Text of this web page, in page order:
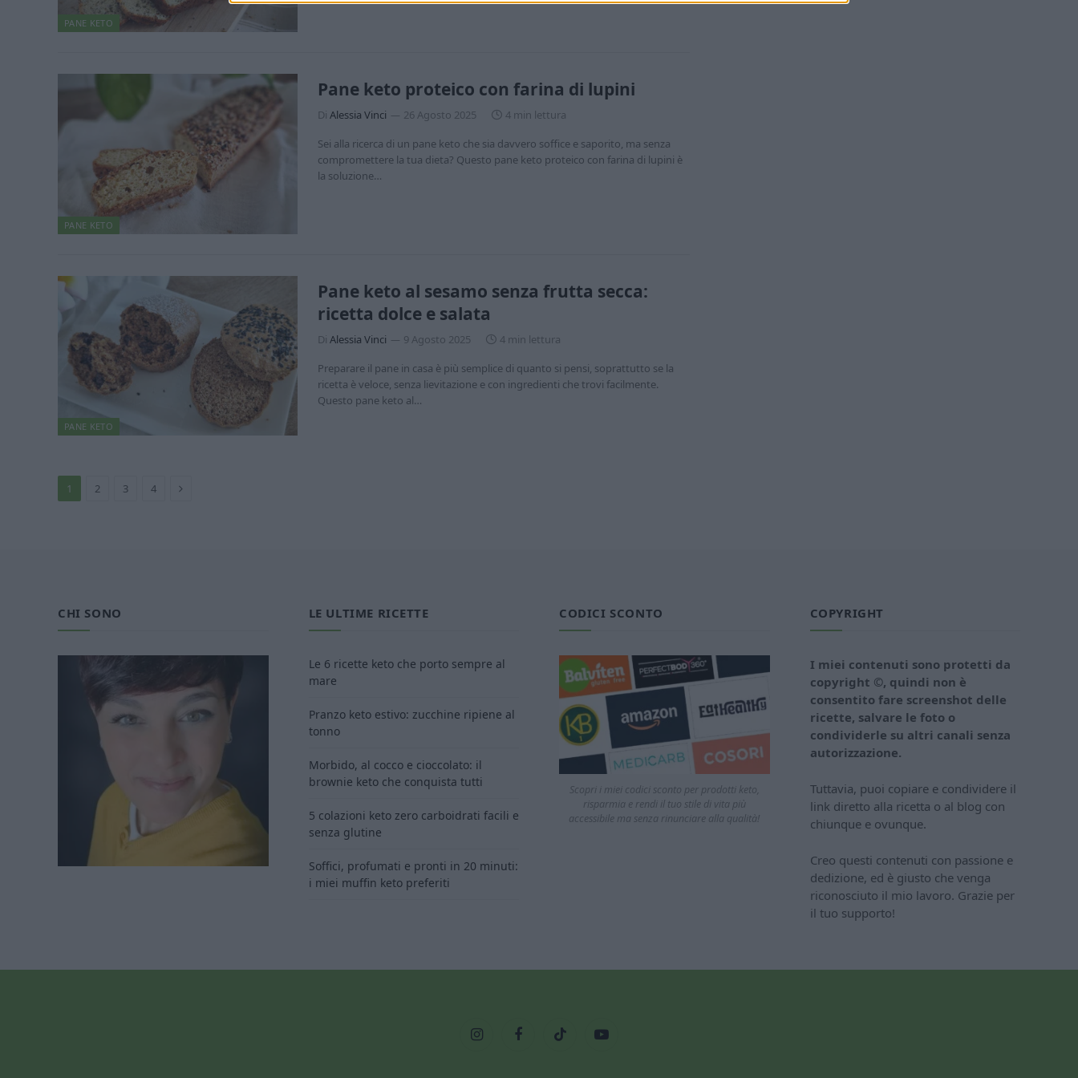
PANE KETO
PANE KETO
Pane keto proteico con farina di lupini
Di Alessia Vinci 26 Agosto 2025
4 min lettura
Sei alla ricerca di un pane keto che sia davvero soffice e saporito, ma senza
compromettere la tua dieta? Questo pane keto proteico con farina di lupini è
la soluzione…
PANE KETO
Pane keto al sesamo senza frutta secca:
ricetta dolce e salata
Di Alessia Vinci 9 Agosto 2025
4 min lettura
Preparare il pane in casa è più semplice di quanto si pensi, soprattutto se la
ricetta è veloce, senza lievitazione e con ingredienti che trovi facilmente.
Questo pane keto al…
1 2 3 4 Prossimo
CHI SONO LE ULTIME RICETTE
Le 6 ricette keto che porto sempre al
mare
Pranzo keto estivo: zucchine ripiene al
tonno
Morbido, al cocco e cioccolato: il
brownie keto che conquista tutti
5 colazioni keto zero carboidrati facili e
senza glutine
Soffici, profumati e pronti in 20 minuti:
i miei muffin keto preferiti
CODICI SCONTO
Scopri i miei codici sconto per prodotti keto,
risparmia e rendi il tuo stile di vita più
accessibile ma senza rinunciare alla qualità!
COPYRIGHT
I miei contenuti sono protetti da
copyright ©, quindi non è
consentito fare screenshot delle
ricette, salvare le foto o
condividerle su altri canali senza
autorizzazione.
Tuttavia, puoi copiare e condividere il
link diretto alla ricetta o al blog con
chiunque e ovunque.
Creo questi contenuti con passione e
dedizione, ed è giusto che venga
riconosciuto il mio lavoro. Grazie per
il tuo supporto!
InstagramFacebookTikTok YouTube